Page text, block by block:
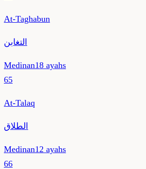
At-Taghabun
التغابن
Medinan18 ayahs
65
At-Talaq
الطلاق
Medinan12 ayahs
66